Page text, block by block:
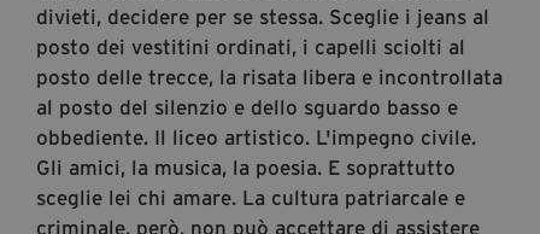
divieti, decidere per se stessa. Sceglie i jeans al
posto dei vestitini ordinati, i capelli sciolti al
posto delle trecce, la risata libera e incontrollata
al posto del silenzio e dello sguardo basso e
obbediente. Il liceo artistico. L'impegno civile.
Gli amici, la musica, la poesia. E soprattutto
sceglie lei chi amare. La cultura patriarcale e
criminale, però, non può accettare di assistere